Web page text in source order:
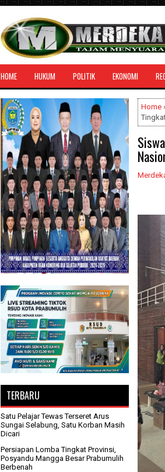
HOME HUKUM POLITIK EKONOMI
Home
TERBARU
Satu Pelajar Tewas Terseret Arus
Sungai Selabung, Satu Korban Masih
Dicari
Persiapan Lomba Tingkat Provinsi,
Posyandu Mangga Besar Prabumulih
Berbenah